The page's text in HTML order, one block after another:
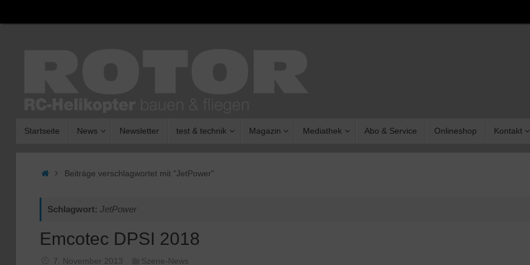
Inhalt
Startseite News Newsletter test & technik Magazin Mediathek Abo & Service Onlineshop Kontakt
StartBeiträge verschlagwortet mit "JetPower"
Schlagwort: JetPower
Emcotec DPSI 2018
7. November 2013 Szene-News